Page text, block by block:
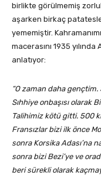
birlikte görülmemiş
aşarken birkaç
yememiştir.
macerasını 1935
anlatıyor:
“O zaman daha gençtim.
Sıhhiye onbaşısı olarak
Talihimiz kötü gitti. 500
Fransızlar bizi ilk önce
sonra Korsika Adası’na
sonra bizi Bezi’ye ve
beri sürekli olarak